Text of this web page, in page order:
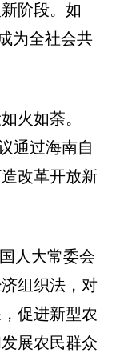
阶段。如
为全社会共
火如荼。
通过海南自
改革开放新
人大常委会
组织法，对
促进新型农
展农民群众